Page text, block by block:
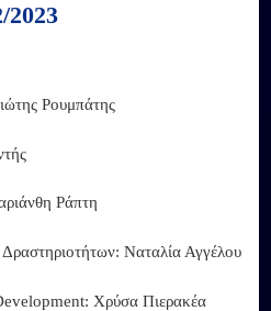
2023
Ρουμπάτης
Ράπτη
Ναταλία Αγγέλου
Χρύσα Πιερακέα